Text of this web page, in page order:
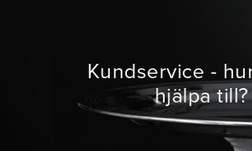
Kundservice -
hjälpa till?